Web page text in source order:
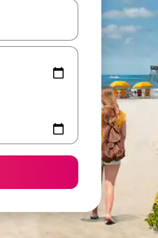
les flèches vers le haut et